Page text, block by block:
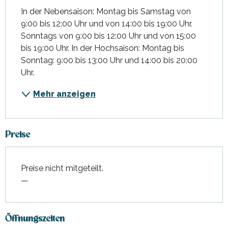
In der Nebensaison: Montag bis Samstag von
9:00 bis 12:00 Uhr und von 14:00 bis 19:00 Uhr.
Sonntags von 9:00 bis 12:00 Uhr und von 15:00
bis 19:00 Uhr. In der Hochsaison: Montag bis
Sonntag: 9:00 bis 13:00 Uhr und 14:00 bis 20:00
Uhr.
Mehr anzeigen
Preise
Preise nicht mitgeteilt.
—
Öffnungszeiten